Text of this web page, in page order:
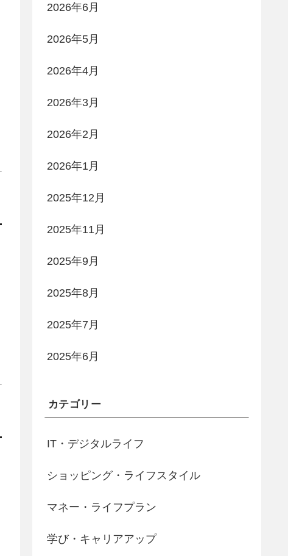
2026年6月
2026年5月
2026年4月
2026年3月
2026年2月
2026年1月
2025年12月
2025年11月
2025年9月
2025年8月
2025年7月
2025年6月
カテゴリー
IT・デジタルライフ
ショッピング・ライフスタイル
マネー・ライフプラン
学び・キャリアアップ